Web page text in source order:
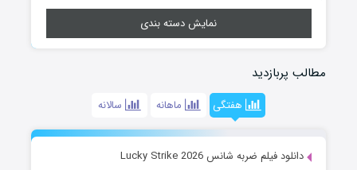
نمایش دسته بندی
مطالب پربازدید
هفتگی ماهانه سالانه
دانلود فیلم ضربه شانس Lucky Strike 2026